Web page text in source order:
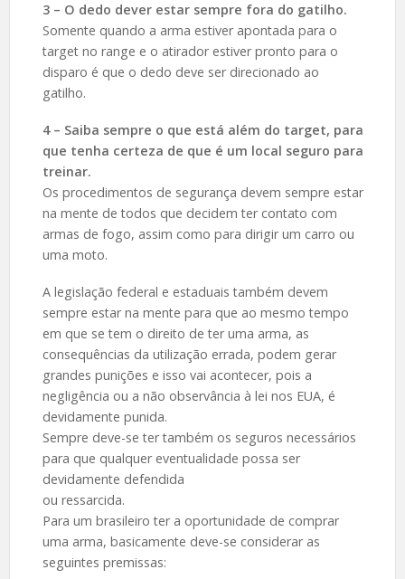
3 – O dedo dever estar sempre fora do gatilho.
Somente quando a arma estiver apontada para o
target no range e o atirador estiver pronto para o
disparo é que o dedo deve ser direcionado ao
gatilho.
4 – Saiba sempre o que está além do target, para
que tenha certeza de que é um local seguro para
treinar.
Os procedimentos de segurança devem sempre estar
na mente de todos que decidem ter contato com
armas de fogo, assim como para dirigir um carro ou
uma moto.
A legislação federal e estaduais também devem
sempre estar na mente para que ao mesmo tempo
em que se tem o direito de ter uma arma, as
consequências da utilização errada, podem gerar
grandes punições e isso vai acontecer, pois a
negligência ou a não observância à lei nos EUA, é
devidamente punida.
Sempre deve-se ter também os seguros necessários
para que qualquer eventualidade possa ser
devidamente defendida
ou ressarcida.
Para um brasileiro ter a oportunidade de comprar
uma arma, basicamente deve-se considerar as
seguintes premissas: